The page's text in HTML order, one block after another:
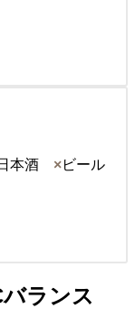
本酒 ×ビール
ランス